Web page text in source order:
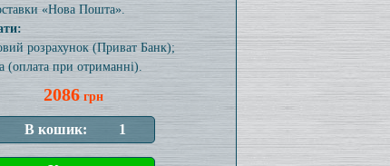
«Нова Пошта».
розрахунок (Приват Банк);
(оплата при отриманні).
2086грн